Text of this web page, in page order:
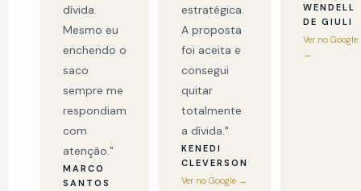
dívida.
Mesmo eu
enchendo o
saco
sempre me
respondiam
com
atenção."
MARCO
SANTOS
estratégica.
A proposta
foi aceita e
consegui
quitar
totalmente
a dívida."
KENEDI
CLEVERSON
Ver no Google →
WENDELL
DE GIULI
Ver no Google
→